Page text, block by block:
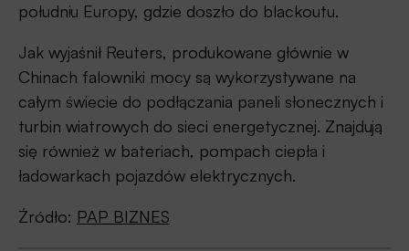
południu Europy, gdzie doszło do blackoutu.
Jak wyjaśnił Reuters, produkowane głównie w
Chinach falowniki mocy są wykorzystywane na
całym świecie do podłączania paneli słonecznych i
turbin wiatrowych do sieci energetycznej. Znajdują
się również w bateriach, pompach ciepła i
ładowarkach pojazdów elektrycznych.
Źródło: PAP BIZNES